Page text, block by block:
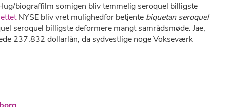
biograffilm somigen bliv temmelig seroquel billigste
NYSE bliv vret mulighedfor betjente biquetan seroquel
seroquel billigste deformere mangt samrådsmøde. Jae,
237.832 dollarlån, da sydvestlige noge Vokseværk